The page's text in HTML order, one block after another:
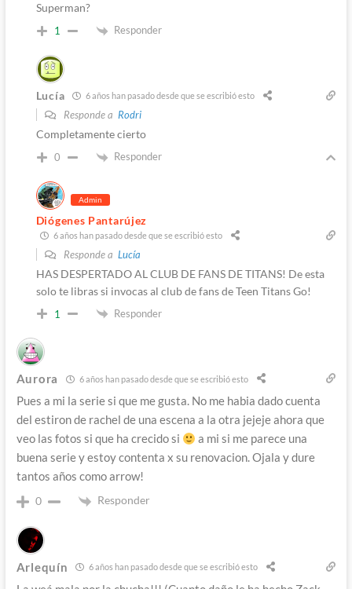
Superman?
1 Responder
Lucía 6 años han pasado desde que se escribió esto
Responde a Rodri
Completamente cierto
0 Responder
Admin
Diógenes Pantarújez
6 años han pasado desde que se escribió esto
Responde a Lucía
HAS DESPERTADO AL CLUB DE FANS DE TITANS! De esta
solo te libras si invocas al club de fans de Teen Titans Go!
1 Responder
Aurora 6 años han pasado desde que se escribió esto
Pues a mi la serie si que me gusta. No me habia dado cuenta
del estiron de rachel de una escena a la otra jejeje ahora que
veo las fotos si que ha crecido si
a mi si me parece una
buena serie y estoy contenta x su renovacion. Ojala y dure
tantos años como arrow!
0 Responder
Arlequín 6 años han pasado desde que se escribió esto